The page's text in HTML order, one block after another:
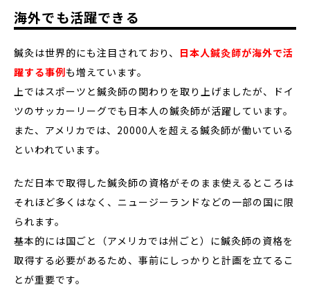
海外でも活躍できる
鍼灸は世界的にも注目されており、 日本人鍼灸師が海外で活
躍する事例も増えています。
上ではスポーツと鍼灸師の関わりを取り上げましたが、ドイ
ツのサッカーリーグでも日本人の鍼灸師が活躍しています。
また、アメリカでは、20000人を超える鍼灸師が働いている
といわれています。
ただ日本で取得した鍼灸師の資格がそのまま使えるところは
それほど多くはなく、ニュージーランドなどの一部の国に限
られます。
基本的には国ごと（アメリカでは州ごと）に鍼灸師の資格を
取得する必要があるため、事前にしっかりと計画を立てるこ
とが重要です。